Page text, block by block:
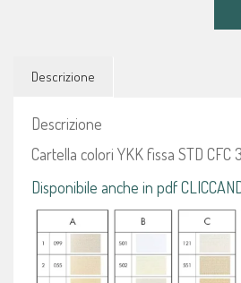
Descrizione
Descrizione
Cartella colori YKK fissa STD CFC
Disponibile anche in pdf